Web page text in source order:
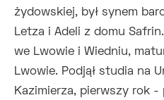
żydowskiej, był synem
Letza i Adeli z domu
we Lwowie i Wiedniu,
Lwowie. Podjął studia na
Kazimierza, pierwszy rok -